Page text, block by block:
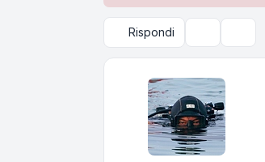
Rispondi